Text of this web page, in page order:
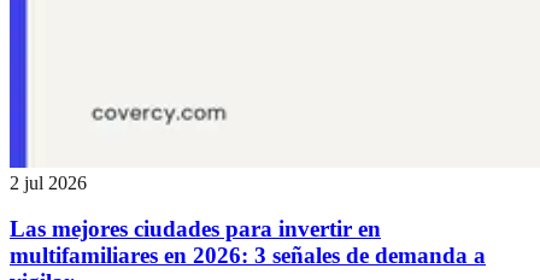
2 jul 2026
Las mejores ciudades para invertir en
multifamiliares en 2026: 3 señales de demanda a